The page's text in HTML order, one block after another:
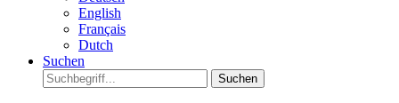
English
Français
Dutch
Suchen
Suchen